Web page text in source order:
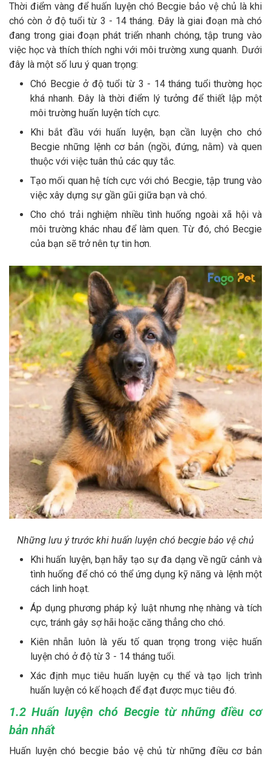
Thời điểm vàng để huấn luyện chó Becgie bảo vệ chủ là khi
chó còn ở độ tuổi từ 3 - 14 tháng. Đây là giai đoạn mà chó
đang trong giai đoạn phát triển nhanh chóng, tập trung vào
việc học và thích thích nghi với môi trường xung quanh. Dưới
đây là một số lưu ý quan trọng:
Chó Becgie ở độ tuổi từ 3 - 14 tháng tuổi thường học
khá nhanh. Đây là thời điểm lý tưởng để thiết lập một
môi trường huấn luyện tích cực.
Khi bắt đầu với huấn luyện, bạn cần luyện cho chó
Becgie những lệnh cơ bản (ngồi, đứng, nằm) và quen
thuộc với việc tuân thủ các quy tắc.
Tạo mối quan hệ tích cực với chó Becgie, tập trung vào
việc xây dựng sự gần gũi giữa bạn và chó.
Cho chó trải nghiệm nhiều tình huống ngoài xã hội và
môi trường khác nhau để làm quen. Từ đó, chó Becgie
của bạn sẽ trở nên tự tin hơn.
Những lưu ý trước khi huấn luyện chó becgie bảo vệ chủ
Khi huấn luyện, bạn hãy tạo sự đa dạng về ngữ cảnh và
tình huống để chó có thể ứng dụng kỹ năng và lệnh một
cách linh hoạt.
Áp dụng phương pháp kỷ luật nhưng nhẹ nhàng và tích
cực, tránh gây sợ hãi hoặc căng thẳng cho chó.
Kiên nhẫn luôn là yếu tố quan trọng trong việc huấn
luyện chó ở độ từ 3 - 14 tháng tuổi.
Xác định mục tiêu huấn luyện cụ thể và tạo lịch trình
huấn luyện có kế hoạch để đạt được mục tiêu đó.
1.2 Huấn luyện chó Becgie từ những điều cơ
bản nhất
Huấn luyện chó becgie bảo vệ chủ từ những điều cơ bản